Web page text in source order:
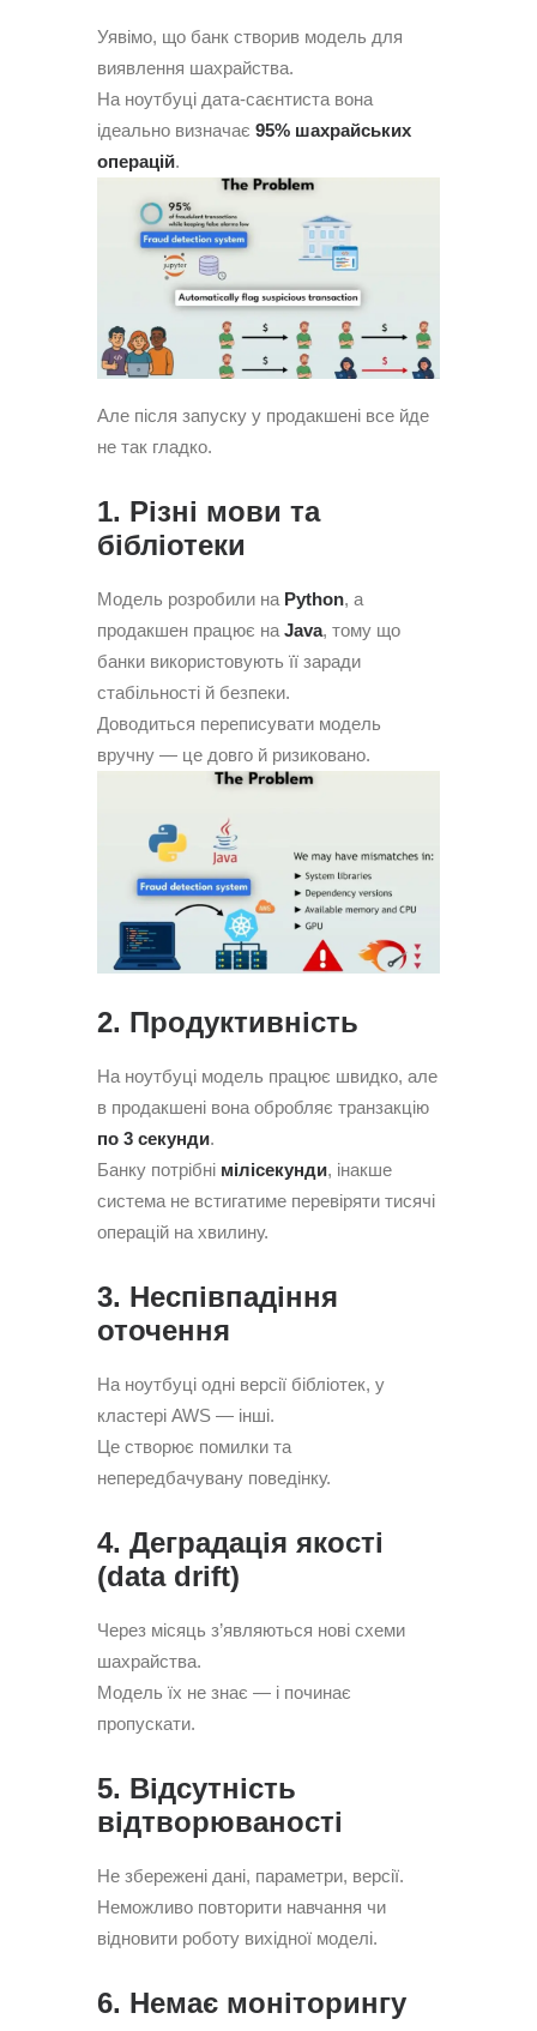
Уявімо, що банк створив модель для
виявлення шахрайства.
На ноутбуці дата-саєнтиста вона
ідеально визначає 95% шахрайських
операцій.
Але після запуску у продакшені все йде
не так гладко.
1. Різні мови та
бібліотеки
Модель розробили на Python, а
продакшен працює на Java, тому що
банки використовують її заради
стабільності й безпеки.
Доводиться переписувати модель
вручну — це довго й ризиковано.
2. Продуктивність
На ноутбуці модель працює швидко, але
в продакшені вона обробляє транзакцію
по 3 секунди.
Банку потрібні мілісекунди, інакше
система не встигатиме перевіряти тисячі
операцій на хвилину.
3. Неспівпадіння
оточення
На ноутбуці одні версії бібліотек, у
кластері AWS — інші.
Це створює помилки та
непередбачувану поведінку.
4. Деградація якості
(data drift)
Через місяць з’являються нові схеми
шахрайства.
Модель їх не знає — і починає
пропускати.
5. Відсутність
відтворюваності
Не збережені дані, параметри, версії.
Неможливо повторити навчання чи
відновити роботу вихідної моделі.
6. Немає моніторингу